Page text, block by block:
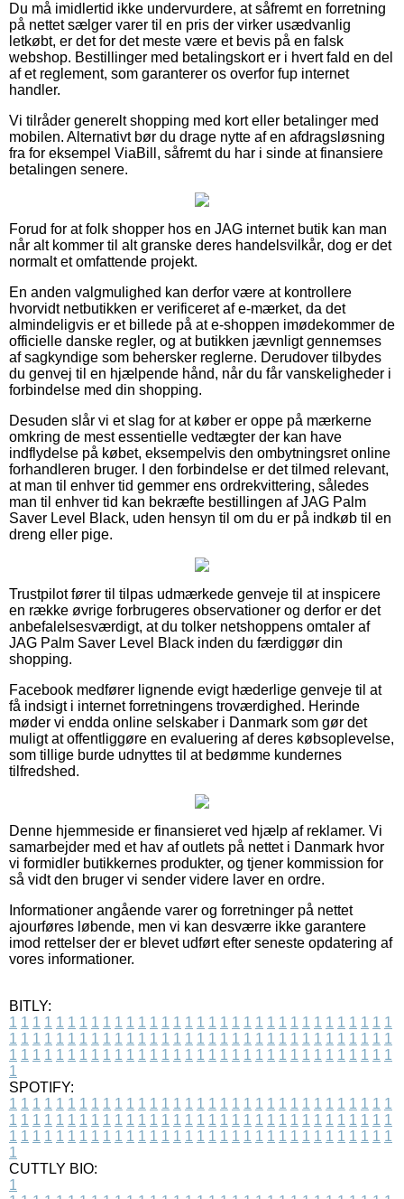
Du må imidlertid ikke undervurdere, at såfremt en forretning
på nettet sælger varer til en pris der virker usædvanlig
letkøbt, er det for det meste være et bevis på en falsk
webshop. Bestillinger med betalingskort er i hvert fald en del
af et reglement, som garanterer os overfor fup internet
handler.
Vi tilråder generelt shopping med kort eller betalinger med
mobilen. Alternativt bør du drage nytte af en afdragsløsning
fra for eksempel ViaBill, såfremt du har i sinde at finansiere
betalingen senere.
Forud for at folk shopper hos en JAG internet butik kan man
når alt kommer til alt granske deres handelsvilkår, dog er det
normalt et omfattende projekt.
En anden valgmulighed kan derfor være at kontrollere
hvorvidt netbutikken er verificeret af e-mærket, da det
almindeligvis er et billede på at e-shoppen imødekommer de
officielle danske regler, og at butikken jævnligt gennemses
af sagkyndige som behersker reglerne. Derudover tilbydes
du genvej til en hjælpende hånd, når du får vanskeligheder i
forbindelse med din shopping.
Desuden slår vi et slag for at køber er oppe på mærkerne
omkring de mest essentielle vedtægter der kan have
indflydelse på købet, eksempelvis den ombytningsret online
forhandleren bruger. I den forbindelse er det tilmed relevant,
at man til enhver tid gemmer ens ordrekvittering, således
man til enhver tid kan bekræfte bestillingen af JAG Palm
Saver Level Black, uden hensyn til om du er på indkøb til en
dreng eller pige.
Trustpilot fører til tilpas udmærkede genveje til at inspicere
en række øvrige forbrugeres observationer og derfor er det
anbefalelsesværdigt, at du tolker netshoppens omtaler af
JAG Palm Saver Level Black inden du færdiggør din
shopping.
Facebook medfører lignende evigt hæderlige genveje til at
få indsigt i internet forretningens troværdighed. Herinde
møder vi endda online selskaber i Danmark som gør det
muligt at offentliggøre en evaluering af deres købsoplevelse,
som tillige burde udnyttes til at bedømme kundernes
tilfredshed.
Denne hjemmeside er finansieret ved hjælp af reklamer. Vi
samarbejder med et hav af outlets på nettet i Danmark hvor
vi formidler butikkernes produkter, og tjener kommission for
så vidt den bruger vi sender videre laver en ordre.
Informationer angående varer og forretninger på nettet
ajourføres løbende, men vi kan desværre ikke garantere
imod rettelser der er blevet udført efter seneste opdatering af
vores informationer.
BITLY:
1 1 1 1 1 1 1 1 1 1 1 1 1 1 1 1 1 1 1 1 1 1 1 1 1 1 1 1 1 1 1 1 1
1 1 1 1 1 1 1 1 1 1 1 1 1 1 1 1 1 1 1 1 1 1 1 1 1 1 1 1 1 1 1 1 1
1 1 1 1 1 1 1 1 1 1 1 1 1 1 1 1 1 1 1 1 1 1 1 1 1 1 1 1 1 1 1 1 1
1
SPOTIFY:
1 1 1 1 1 1 1 1 1 1 1 1 1 1 1 1 1 1 1 1 1 1 1 1 1 1 1 1 1 1 1 1 1
1 1 1 1 1 1 1 1 1 1 1 1 1 1 1 1 1 1 1 1 1 1 1 1 1 1 1 1 1 1 1 1 1
1 1 1 1 1 1 1 1 1 1 1 1 1 1 1 1 1 1 1 1 1 1 1 1 1 1 1 1 1 1 1 1 1
1
CUTTLY BIO:
1